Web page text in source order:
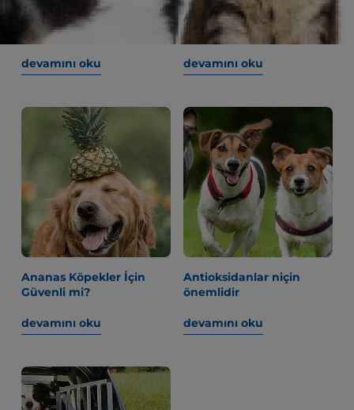
Alerjileri olan insanlar ve
köpekler | Hill's Pet
devamını oku
Altıncı ay sağlık kontrolü
devamını oku
Ananas Köpekler İçin
Güvenli mi?
devamını oku
Antioksidanlar niçin
önemlidir
devamını oku